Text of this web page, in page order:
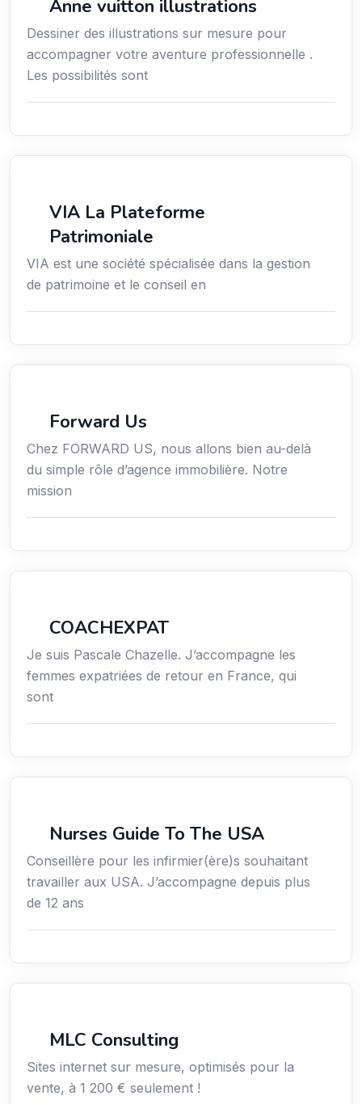
Anne vuitton illustrations
Dessiner des illustrations sur mesure pour
accompagner votre aventure professionnelle .
Les possibilités sont
VIA La Plateforme
Patrimoniale
VIA est une société spécialisée dans la gestion
de patrimoine et le conseil en
Forward Us
Chez FORWARD US, nous allons bien au-delà
du simple rôle d’agence immobilière. Notre
mission
COACHEXPAT
Je suis Pascale Chazelle. J’accompagne les
femmes expatriées de retour en France, qui
sont
Nurses Guide To The USA
Conseillère pour les infirmier(ère)s souhaitant
travailler aux USA. J’accompagne depuis plus
de 12 ans
MLC Consulting
Sites internet sur mesure, optimisés pour la
vente, à 1 200 € seulement !